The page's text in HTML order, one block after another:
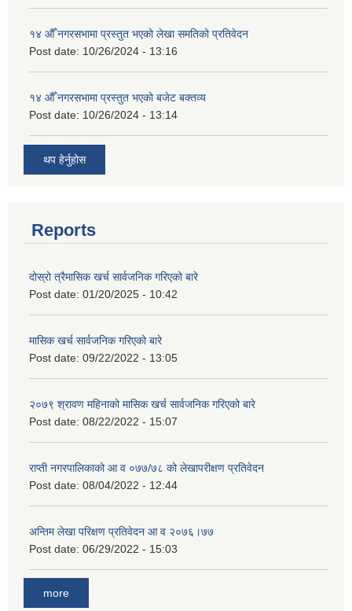
१४ औँ नगरसभामा प्रस्तुत भएको लेखा समतिको प्रतिवेदन
Post date: 10/26/2024 - 13:16
१४ औँ नगरसभामा प्रस्तुत भएको बजेट बक्तव्य
Post date: 10/26/2024 - 13:14
थप हेर्नुहोस
Reports
दोस्रो त्रैमासिक खर्च सार्वजनिक गरिएको बारे
Post date: 01/20/2025 - 10:42
मासिक खर्च सार्वजनिक गरिएको बारे
Post date: 09/22/2022 - 13:05
२०७९ श्रावण महिनाको मासिक खर्च सार्वजनिक गरिएको बारे
Post date: 08/22/2022 - 15:07
राप्ती नगरपालिकाको आ व ०७७/७८ को लेखापरीक्षण प्रतिवेदन
Post date: 08/04/2022 - 12:44
अन्तिम लेखा परिक्षण प्रतिवेदन आ व २०७६।७७
Post date: 06/29/2022 - 15:03
more